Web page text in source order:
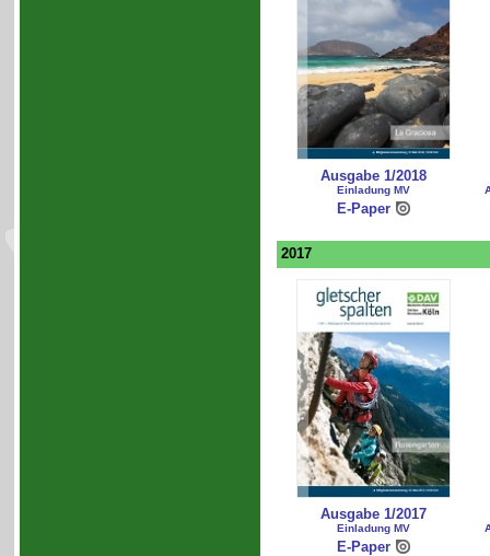
Ausgabe 1/2018
Einladung MV
E-Paper
2017
Ausgabe 1/2017
Einladung MV
E-Paper